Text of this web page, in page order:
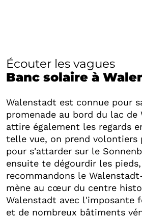
Écouter les vagues
Banc solaire à
Walenstadt est connue pour
promenade au bord du lac de
attire également les regards
telle vue, on prend volontiers
pour s'attarder sur le
ensuite te dégourdir les
recommandons le
mène au cœur du centre
Walenstadt avec l'imposante
et de nombreux bâtiments